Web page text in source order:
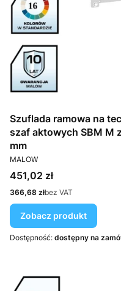
Szuflada ramowa na
szaf aktowych SBM M
mm
PRODUCENT
MALOW
Cena
451,02 zł
Cena
366,68 złbez VAT
Zobacz produkt
Dostępność: dostępny na